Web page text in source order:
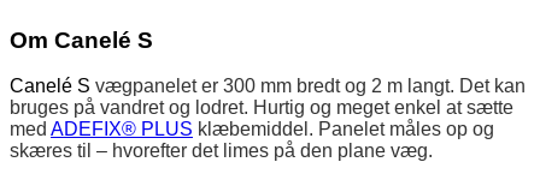
Om Canelé S
Canelé S vægpanelet er 300 mm bredt og 2 m langt. Det kan
bruges på vandret og lodret. Hurtig og meget enkel at sætte
med ADEFIX® PLUS klæbemiddel. Panelet måles op og
skæres til – hvorefter det limes på den plane væg.